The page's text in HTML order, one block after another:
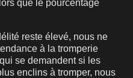
que le pourcentage
reste élevé, nous ne
à la tromperie
se demandent si les
enclins à tromper, nous